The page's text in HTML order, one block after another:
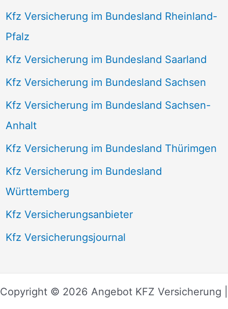
Kfz Versicherung im Bundesland Rheinland-
Pfalz
Kfz Versicherung im Bundesland Saarland
Kfz Versicherung im Bundesland Sachsen
Kfz Versicherung im Bundesland Sachsen-
Anhalt
Kfz Versicherung im Bundesland Thürimgen
Kfz Versicherung im Bundesland
Württemberg
Kfz Versicherungsanbieter
Kfz Versicherungsjournal
Copyright © 2026 Angebot KFZ Versicherung |